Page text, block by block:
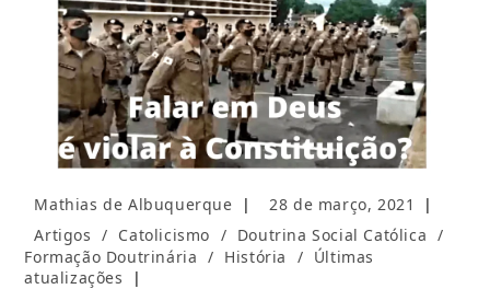
Autor
post:
Mathias de Albuquerque
Post
28 de março, 2021
Categoria
do
post:
Artigos / Catolicismo / Doutrina Social Católica /
Formação Doutrinária / História / Últimas
atualizações